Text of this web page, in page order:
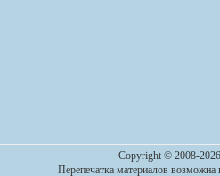
Copyright © 2008-
Перепечатка материалов возможна